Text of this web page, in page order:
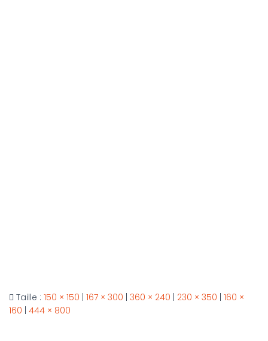
Taille : 150 × 150 | 167 × 300 | 360 × 240 | 230 × 350 | 160 ×
160 | 444 × 800